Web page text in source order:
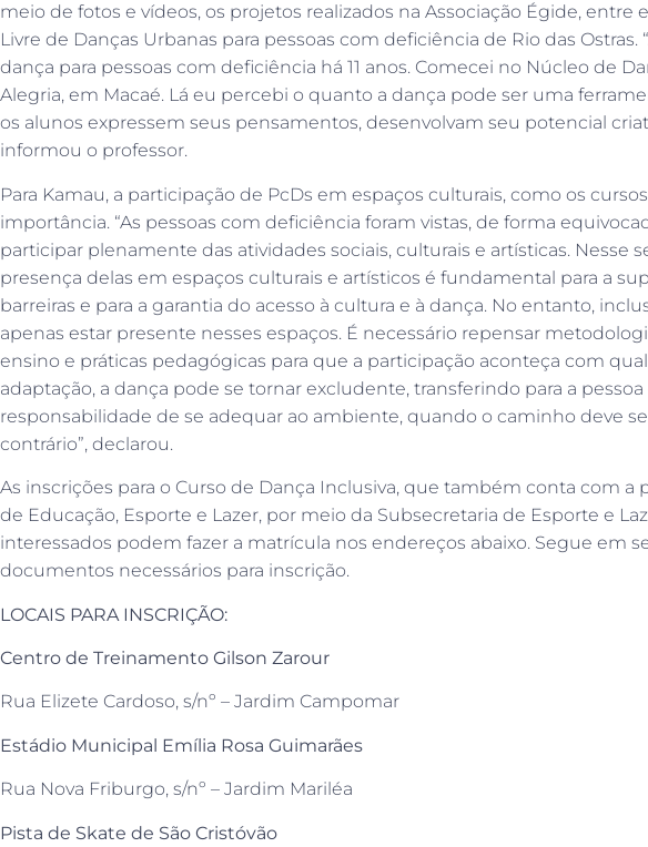
meio de fotos e vídeos, os projetos realizados na Associação Égide, entre
Livre de Danças Urbanas para pessoas com deficiência de Rio das Ostras.
dança para pessoas com deficiência há 11 anos. Comecei no Núcleo de
Alegria, em Macaé. Lá eu percebi o quanto a dança pode ser uma
os alunos expressem seus pensamentos, desenvolvam seu potencial
informou o professor.
Para Kamau, a participação de PcDs em espaços culturais, como os
importância. “As pessoas com deficiência foram vistas, de forma
participar plenamente das atividades sociais, culturais e artísticas. Nesse
presença delas em espaços culturais e artísticos é fundamental para a
barreiras e para a garantia do acesso à cultura e à dança. No entanto,
apenas estar presente nesses espaços. É necessário repensar
ensino e práticas pedagógicas para que a participação aconteça com
adaptação, a dança pode se tornar excludente, transferindo para a
responsabilidade de se adequar ao ambiente, quando o caminho deve
contrário”, declarou.
As inscrições para o Curso de Dança Inclusiva, que também conta com a
de Educação, Esporte e Lazer, por meio da Subsecretaria de Esporte e
interessados podem fazer a matrícula nos endereços abaixo. Segue em
documentos necessários para inscrição.
LOCAIS PARA INSCRIÇÃO:
Centro de Treinamento Gilson Zarour
Rua Elizete Cardoso, s/nº – Jardim Campomar
Estádio Municipal Emília Rosa Guimarães
Rua Nova Friburgo, s/nº – Jardim Mariléa
Pista de Skate de São Cristóvão